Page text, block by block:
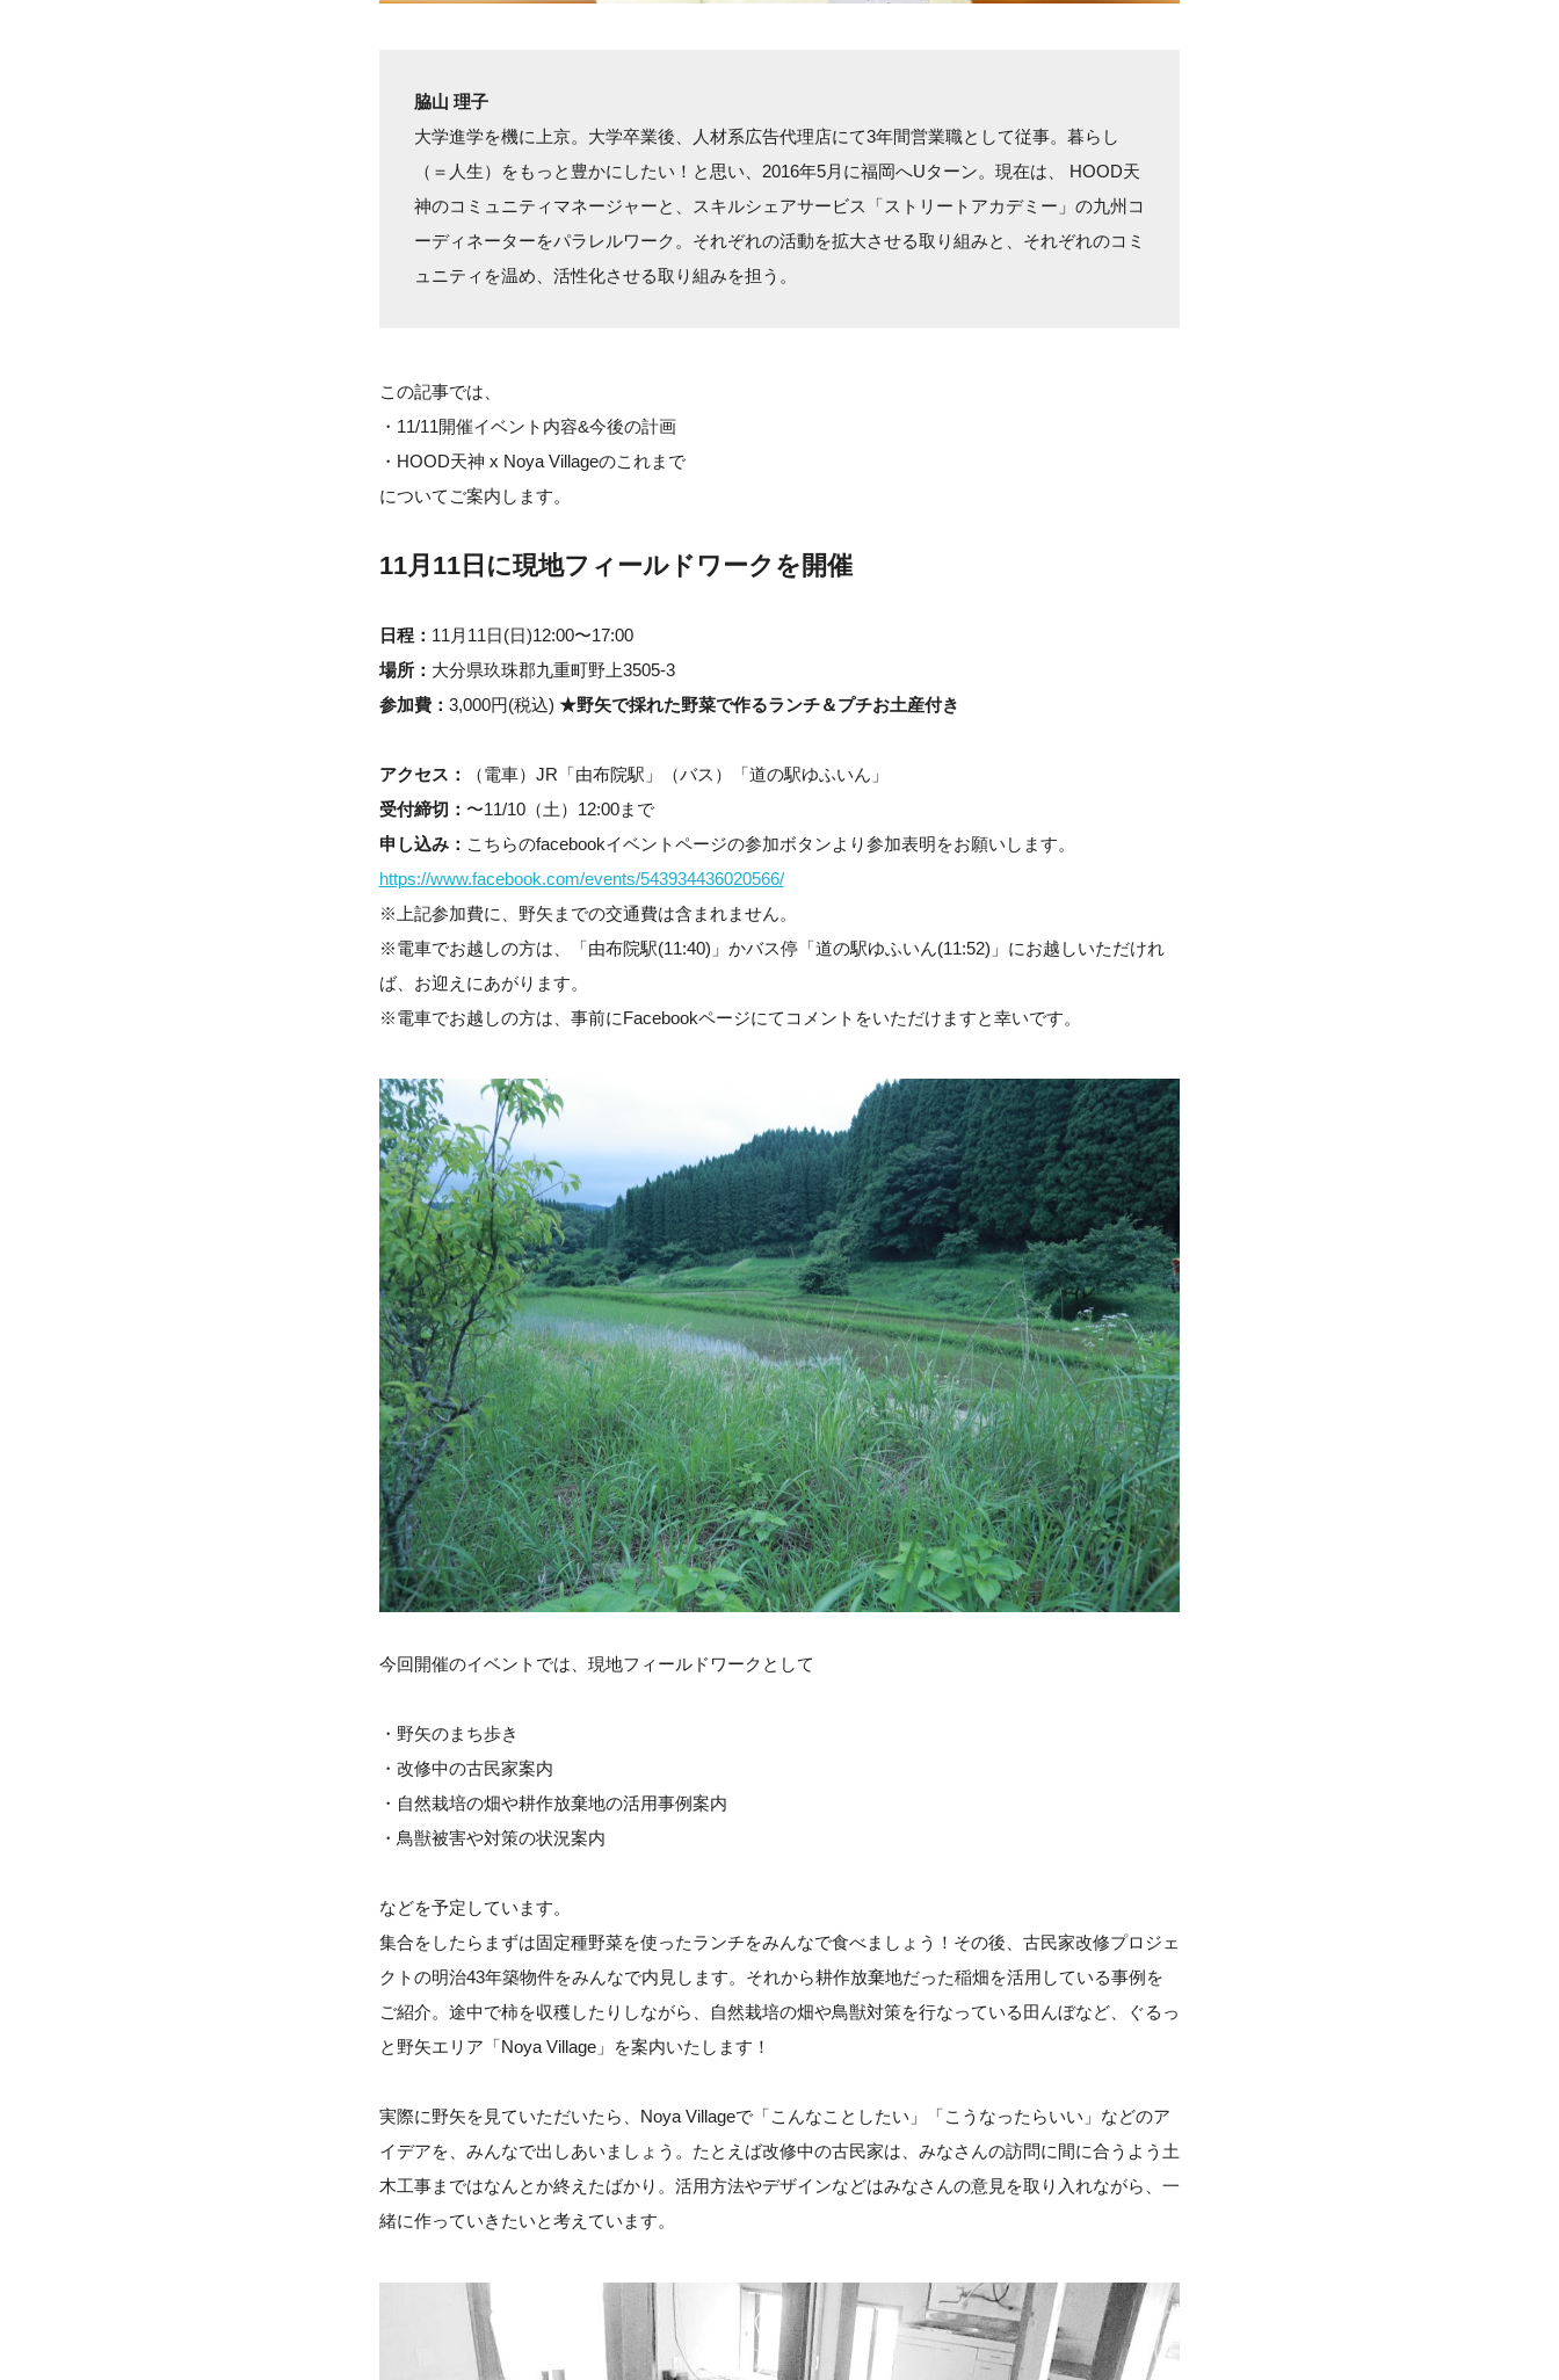
脇山 理子
大学進学を機に上京。大学卒業後、人材系広告代理店にて3年間営業職として従事。暮らし
（＝人生）をもっと豊かにしたい！と思い、2016年5月に福岡へUターン。現在は、 HOOD天
神のコミュニティマネージャーと、スキルシェアサービス「ストリートアカデミー」の九州コ
ーディネーターをパラレルワーク。それぞれの活動を拡大させる取り組みと、それぞれのコミ
ュニティを温め、活性化させる取り組みを担う。
この記事では、
・11/11開催イベント内容&今後の計画
・HOOD天神 x Noya Villageのこれまで
についてご案内します。
11月11日に現地フィールドワークを開催
日程： 11月11日(日)12:00〜17:00
場所： 大分県玖珠郡九重町野上3505-3
参加費： 3,000円(税込) ★野矢で採れた野菜で作るランチ＆プチお土産付き
アクセス：
（電車）JR「由布院駅」（バス）「道の駅ゆふいん」
受付締切： 〜11/10（土）12:00まで
申し込み： こちらのfacebookイベントページの参加ボタンより参加表明をお願いします。
https://www.facebook.com/events/543934436020566/
※上記参加費に、野矢までの交通費は含まれません。
※電車でお越しの方は、「由布院駅(11:40)」かバス停「道の駅ゆふいん(11:52)」にお越しいただけれ
ば、お迎えにあがります。
※電車でお越しの方は、事前にFacebookページにてコメントをいただけますと幸いです。
今回開催のイベントでは、現地フィールドワークとして
・野矢のまち歩き
・改修中の古民家案内
・自然栽培の畑や耕作放棄地の活用事例案内
・鳥獣被害や対策の状況案内
などを予定しています。
集合をしたらまずは固定種野菜を使ったランチをみんなで食べましょう！その後、古民家改修プロジェ
クトの明治43年築物件をみんなで内見します。それから耕作放棄地だった稲畑を活用している事例を
ご紹介。途中で柿を収穫したりしながら、自然栽培の畑や鳥獣対策を行なっている田んぼなど、ぐるっ
と野矢エリア「Noya Village」を案内いたします！
実際に野矢を見ていただいたら、Noya Villageで「こんなことしたい」「こうなったらいい」などのア
イデアを、みんなで出しあいましょう。たとえば改修中の古民家は、みなさんの訪問に間に合うよう土
木工事まではなんとか終えたばかり。活用方法やデザインなどはみなさんの意見を取り入れながら、一
緒に作っていきたいと考えています。